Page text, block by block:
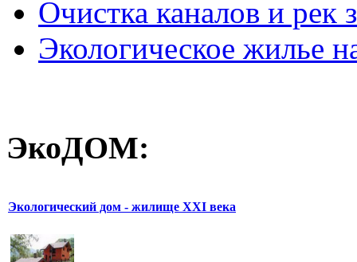
Очистка каналов и рек
Экологическое жилье
ЭкоДОМ:
Экологический дом - жилище XXI века